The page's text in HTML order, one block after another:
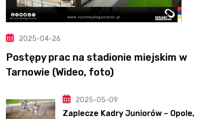
2025-04-26
Postępy prac na stadionie miejskim w
Tarnowie (Wideo, foto)
2025-05-09
Zaplecze Kadry Juniorów – Opole,